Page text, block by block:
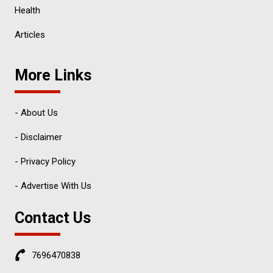
Health
Articles
More Links
- About Us
- Disclaimer
- Privacy Policy
- Advertise With Us
Contact Us
7696470838